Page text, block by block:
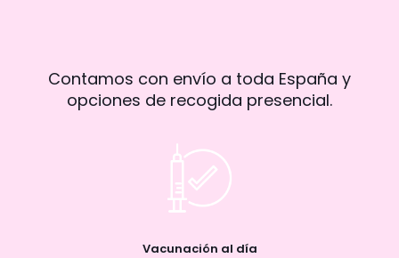
Contamos con envío a toda España y
opciones de recogida presencial.
Vacunación al día